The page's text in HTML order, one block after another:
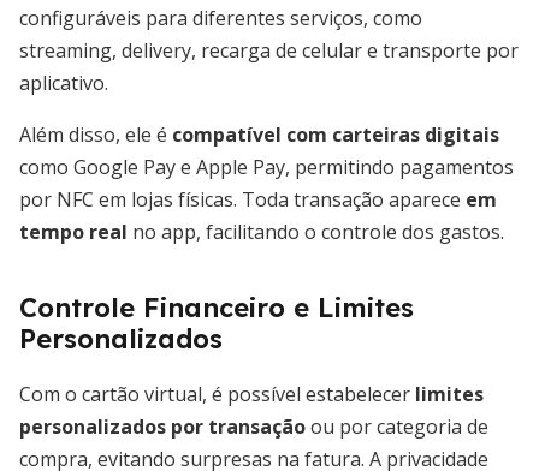
configuráveis para diferentes serviços, como
streaming, delivery, recarga de celular e transporte por
aplicativo.
Além disso, ele é compatível com carteiras digitais
como Google Pay e Apple Pay, permitindo pagamentos
por NFC em lojas físicas. Toda transação aparece em
tempo real no app, facilitando o controle dos gastos.
Controle Financeiro e Limites
Personalizados
Com o cartão virtual, é possível estabelecer limites
personalizados por transaçãoou por categoria de
compra, evitando surpresas na fatura. A privacidade